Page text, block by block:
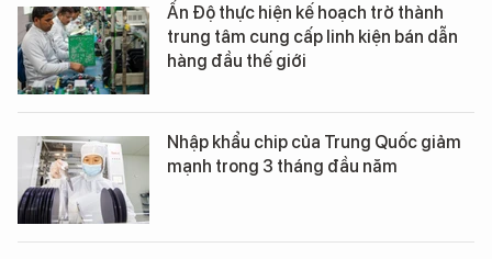
Ấn Độ thực hiện kế hoạch trở thành
trung tâm cung cấp linh kiện bán dẫn
hàng đầu thế giới
Nhập khẩu chip của Trung Quốc giảm
mạnh trong 3 tháng đầu năm